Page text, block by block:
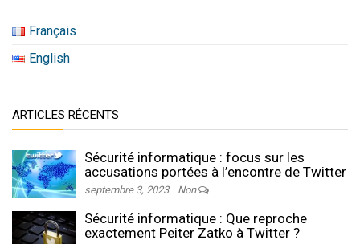
Français
English
ARTICLES RÉCENTS
Sécurité informatique : focus sur les
accusations portées à l’encontre de Twitter
septembre 3, 2023 Non
Sécurité informatique : Que reproche
exactement Peiter Zatko à Twitter ?